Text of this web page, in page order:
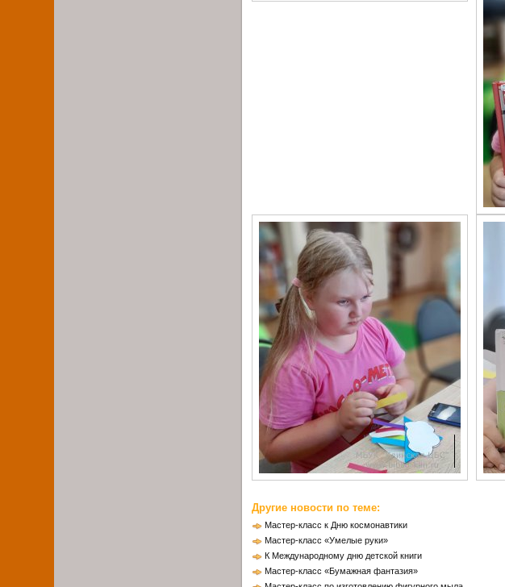
Другие новости по теме:
Мастер-класс к Дню космонавтики
Мастер-класс «Умелые руки»
К Международному дню детской книги
Мастер-класс «Бумажная фантазия»